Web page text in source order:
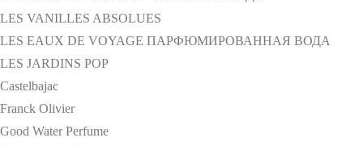
LES VANILLES ABSOLUES
LES EAUX DE VOYAGE ПАРФЮМИРОВАННАЯ ВОДА
LES JARDINS POP
Castelbajac
Franck Olivier
Good Water Perfume